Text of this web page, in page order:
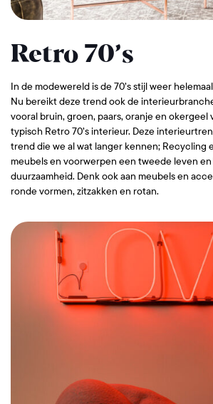
Retro 70’s
In de modewereld is de 70’s stijl weer
Nu bereikt deze trend ook de
vooral bruin, groen, paars, oranje en okergeel
typisch Retro 70’s interieur. Deze
trend die we al wat langer kennen; Recycling
meubels en voorwerpen een tweede leven
duurzaamheid. Denk ook aan meubels en
ronde vormen, zitzakken en rotan.